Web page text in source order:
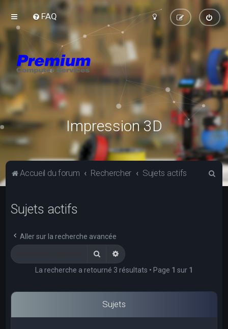
FAQ
Impression 3D
Accueil du forum Rechercher Sujets actifs
Sujets actifs
Aller sur la recherche avancée
RechercherRecherche avancée
La recherche a retourné 3 résultats • Page 1 sur 1
Sujets